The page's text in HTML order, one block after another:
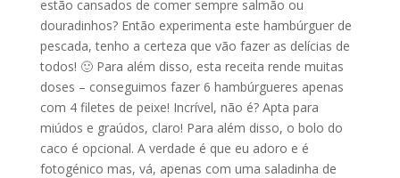
estão cansados de comer sempre salmão ou
douradinhos? Então experimenta este hambúrguer de
pescada, tenho a certeza que vão fazer as delícias de
todos! 🙂 Para além disso, esta receita rende muitas
doses – conseguimos fazer 6 hambúrgueres apenas
com 4 filetes de peixe! Incrível, não é? Apta para
miúdos e graúdos, claro! Para além disso, o bolo do
caco é opcional. A verdade é que eu adoro e é
fotogénico mas, vá, apenas com uma saladinha de